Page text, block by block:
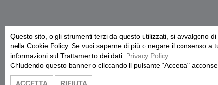
Questo sito, o gli strumenti terzi da questo utilizzati, si avvalgono
nella Cookie Policy. Se vuoi saperne di più o negare il consenso a
informazioni sul Trattamento dei dati: Privacy Policy.
Chiudendo questo banner o cliccando il pulsante "Accetta"
ACCETTA RIFIUTA